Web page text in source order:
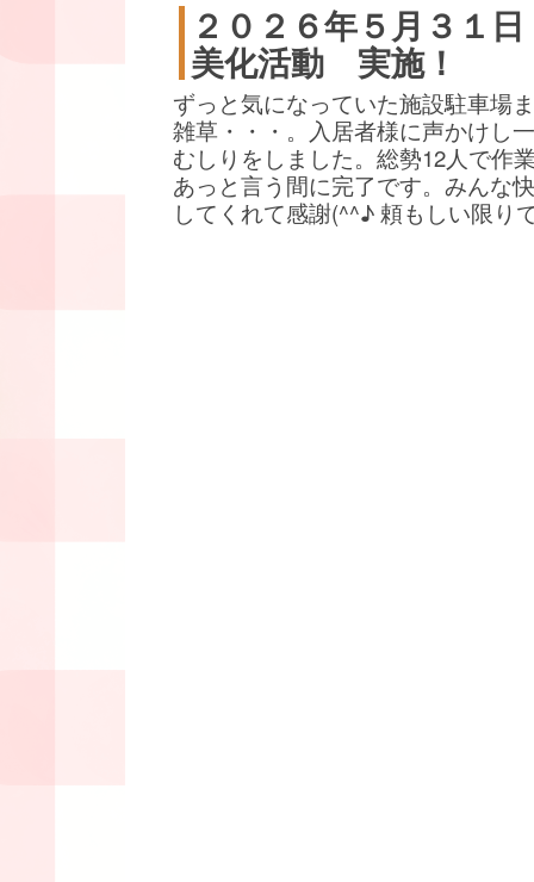
２０２６年５月３１日
美化活動 実施！
ずっと気になっていた施設駐車場
雑草・・・。入居者様に声かけし
むしりをしました。総勢12人で作
あっと言う間に完了です。みんな
してくれて感謝(^^♪ 頼もしい限り